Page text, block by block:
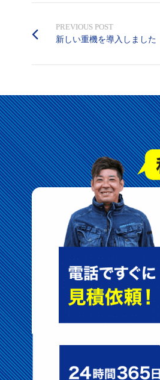
PREVIOUS POST
新しい重機を導入しました